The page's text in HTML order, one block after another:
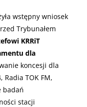
wstępny wniosek
Trybunałem
KRRiT
dla
koncesji dla
Radia TOK FM,
badań
stacji